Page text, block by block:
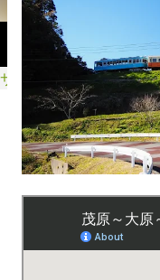
サイクル・スポーツ用品